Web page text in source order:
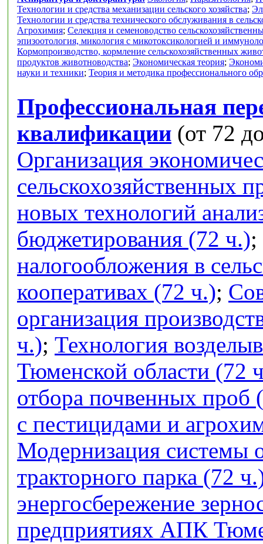
Технологии и средства механизации сельского хозяйства;
Технологии и средства технического обслуживания в
Агрохимия; Селекция и семеноводство
эпизоотология, микология с микотоксикологией и
Кормопроизводство, кормление сельскохозяйственных
продуктов животноводства; Экономическая теория;
науки и техники; Теория и методика профессионального
Профессиональная
квалификации (от 72
Организация
сельскохозяйственных
новых технологий
бюджетирования (72 ч.);
налогообложения в
кооперативах (72 ч.);
организация
ч.); Технология
Тюменской области (72
отбора почвенных проб
с пестицидами и
Модернизация системы
тракторного парка (72
энергосбережение
предприятиях АПК